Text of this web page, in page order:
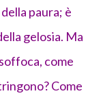
paura; è
gelosia. Ma
come
Come